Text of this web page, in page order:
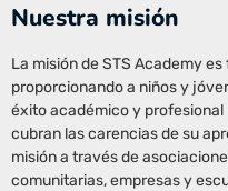
Nuestra misión
La misión de STS Academy
proporcionando a niños y
éxito académico y
cubran las carencias de su
misión a través de
comunitarias, empresas y